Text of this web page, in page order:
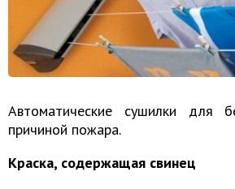
Автоматические сушилки для
причиной пожара.
Краска, содержащая свинец